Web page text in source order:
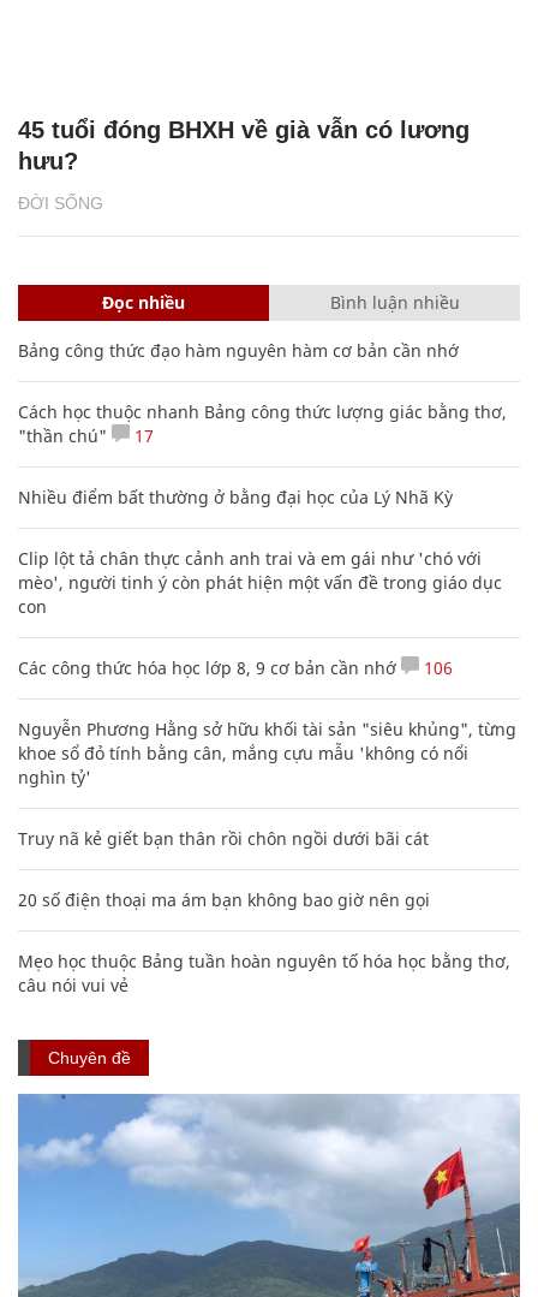
ĐỜI SỐNG
45 tuổi đóng BHXH về già vẫn có lương
hưu?
Đọc nhiều Bình luận nhiều
Bảng công thức đạo hàm nguyên hàm cơ bản cần nhớ
Cách học thuộc nhanh Bảng công thức lượng giác bằng thơ,
"thần chú"
17
Nhiều điểm bất thường ở bằng đại học của Lý Nhã Kỳ
Clip lột tả chân thực cảnh anh trai và em gái như 'chó với
mèo', người tinh ý còn phát hiện một vấn đề trong giáo dục
con
Các công thức hóa học lớp 8, 9 cơ bản cần nhớ 106
Nguyễn Phương Hằng sở hữu khối tài sản "siêu khủng", từng
khoe sổ đỏ tính bằng cân, mắng cựu mẫu 'không có nổi
nghìn tỷ'
Truy nã kẻ giết bạn thân rồi chôn ngồi dưới bãi cát
20 số điện thoại ma ám bạn không bao giờ nên gọi
Mẹo học thuộc Bảng tuần hoàn nguyên tố hóa học bằng thơ,
câu nói vui vẻ
Chuyên đề